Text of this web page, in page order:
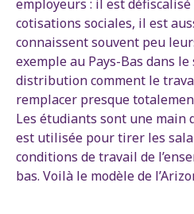
employeurs : il est
cotisations sociales, il est
connaissent souvent peu
exemple au Pays-Bas dans
distribution comment le
remplacer presque
Les étudiants sont une main
est utilisée pour tirer les
conditions de travail de
bas. Voilà le modèle de